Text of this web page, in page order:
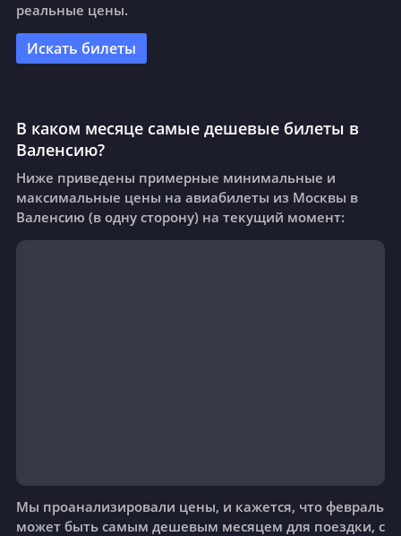
реальные цены.
Искать билеты
В каком месяце самые дешевые билеты в
Валенсию?
Ниже приведены примерные минимальные и
максимальные цены на авиабилеты из Москвы в
Валенсию (в одну сторону) на текущий момент:
Мы проанализировали цены, и кажется, что февраль
может быть самым дешевым месяцем для поездки, с